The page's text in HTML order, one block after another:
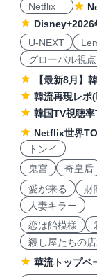
Netflix
Disney+2026
U-NEXT
グローバル視
【最新8月】
韓流再現レポ
韓国TV視聴
Netflix世界
トンイ
鬼宮
奇皇后
愛が来る
財
人妻キラー
恋は飴模様
殺し屋たちの
華流トップペ